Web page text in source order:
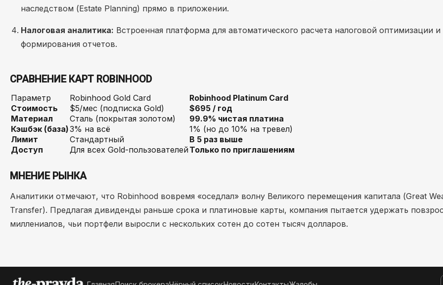
наследством (Estate Planning) прямо в приложении.
Налоговая аналитика: Встроенная платформа для автоматического расчета налоговой оптимизации и
формирования отчетов.
СРАВНЕНИЕ КАРТ ROBINHOOD
Параметр Robinhood Gold Card
Robinhood Platinum Card
Стоимость
$5/мес (подписка Gold)
$695 / год
Материал
Сталь (покрытая золотом)
99.9% чистая платина
Кэшбэк (база)3% на всё
1% (но до 10% на тревел)
Лимит
Стандартный
В 5 раз выше
Доступ
Для всех Gold-пользователейТолько по приглашениям
МНЕНИЕ РЫНКА
Аналитики отмечают, что Robinhood вовремя «оседлал» волну Великого перемещения капитала (Great
Transfer). Предлагая дивиденды раньше срока и платиновые карты, компания пытается удержать
миллениалов, чьи портфели выросли с нескольких сотен до сотен тысяч долларов.